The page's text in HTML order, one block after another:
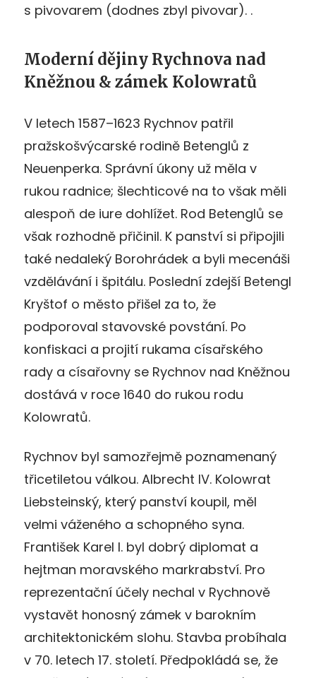
s pivovarem (dodnes zbyl pivovar). .
Moderní dějiny Rychnova nad
Kněžnou & zámek Kolowratů
V letech 1587–1623 Rychnov patřil
pražskošvýcarské rodině Betenglů z
Neuenperka. Správní úkony už měla v
rukou radnice; šlechticové na to však měli
alespoň de iure dohlížet. Rod Betenglů se
však rozhodně přičinil. K panství si připojili
také nedaleký Borohrádek a byli mecenáši
vzdělávání i špitálu. Poslední zdejší Betengl
Kryštof o město přišel za to, že
podporoval stavovské povstání. Po
konfiskaci a projití rukama císařského
rady a císařovny se Rychnov nad Kněžnou
dostává v roce 1640 do rukou rodu
Kolowratů.
Rychnov byl samozřejmě poznamenaný
třicetiletou válkou. Albrecht IV. Kolowrat
Liebsteinský, který panství koupil, měl
velmi váženého a schopného syna.
František Karel I. byl dobrý diplomat a
hejtman moravského markrabství. Pro
reprezentační účely nechal v Rychnově
vystavět honosný zámek v barokním
architektonickém slohu. Stavba probíhala
v 70. letech 17. století. Předpokládá se, že